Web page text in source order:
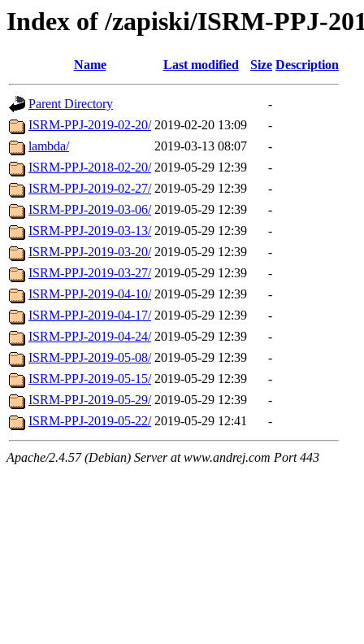
Index of /zapiski/ISRM-PPJ-
Name Last modified Size Description
Parent Directory
-
ISRM-PPJ-2019-02-20/ 2019-02-20 13:09
-
lambda/
2019-03-13 08:07
-
ISRM-PPJ-2018-02-20/ 2019-05-29 12:39
-
ISRM-PPJ-2019-02-27/ 2019-05-29 12:39
-
ISRM-PPJ-2019-03-06/ 2019-05-29 12:39
-
ISRM-PPJ-2019-03-13/ 2019-05-29 12:39
-
ISRM-PPJ-2019-03-20/ 2019-05-29 12:39
-
ISRM-PPJ-2019-03-27/ 2019-05-29 12:39
-
ISRM-PPJ-2019-04-10/ 2019-05-29 12:39
-
ISRM-PPJ-2019-04-17/ 2019-05-29 12:39
-
ISRM-PPJ-2019-04-24/ 2019-05-29 12:39
-
ISRM-PPJ-2019-05-08/ 2019-05-29 12:39
-
ISRM-PPJ-2019-05-15/ 2019-05-29 12:39
-
ISRM-PPJ-2019-05-29/ 2019-05-29 12:39
-
ISRM-PPJ-2019-05-22/ 2019-05-29 12:41 -
Apache/2.4.57 (Debian) Server at www.andrej.com Port 443